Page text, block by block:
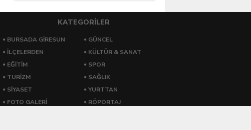
KATEGORİLER
BURSADA GİRESUN
GÜNCEL
İLÇELERDEN
KÜLTÜR & SANAT
EĞİTİM
SPOR
TURİZM
SAĞLIK
SİYASET
YURTTAN
FOTO GALERİ
RÖPORTAJ